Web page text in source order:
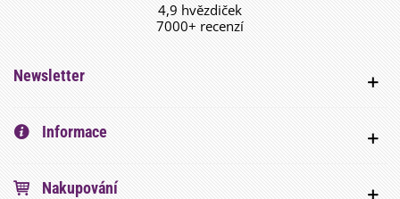
4,9 hvězdiček
7000+ recenzí
Newsletter
Informace
Nakupování